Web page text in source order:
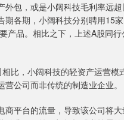
外包，或是小阔科技毛利率远
期各期，小阔科技分别聘用15
产品。相比之下，上述A股同
比，小阔科技的轻资产运营模
公司而非传统的制造业企业。
商平台的流量，导致该公司将